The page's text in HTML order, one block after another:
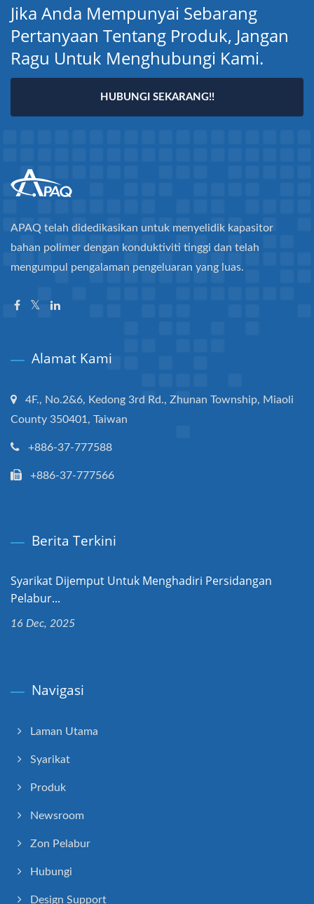
Jika Anda Mempunyai Sebarang
Pertanyaan Tentang Produk, Jangan
Ragu Untuk Menghubungi Kami.
HUBUNGI SEKARANG!!
APAQ telah didedikasikan untuk menyelidik kapasitor
bahan polimer dengan konduktiviti tinggi dan telah
mengumpul pengalaman pengeluaran yang luas.
Alamat Kami
4F., No.2&6, Kedong 3rd Rd., Zhunan Township, Miaoli
County 350401, Taiwan
+886-37-777588
+886-37-777566
Berita Terkini
Syarikat Dijemput Untuk Menghadiri Persidangan
Pelabur...
16 Dec, 2025
Navigasi
Laman Utama
Syarikat
Produk
Newsroom
Zon Pelabur
Hubungi
Design Support